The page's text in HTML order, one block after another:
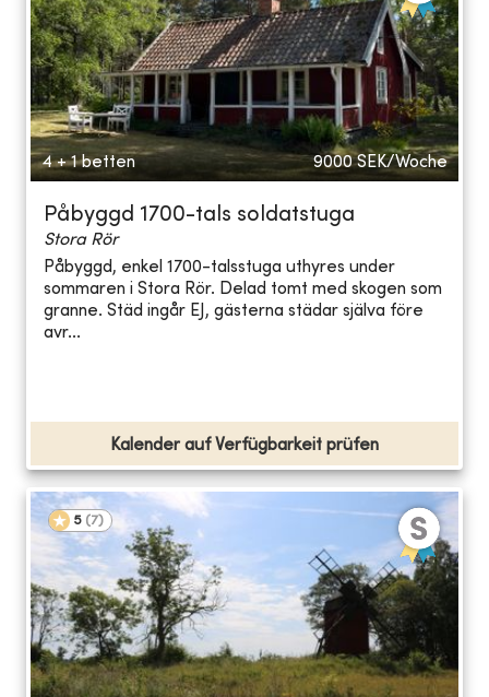
4 + 1 betten 9000 SEK/Woche
Påbyggd 1700-tals soldatstuga
Stora Rör
Påbyggd, enkel 1700-talsstuga uthyres under
sommaren i Stora Rör. Delad tomt med skogen som
granne. Städ ingår EJ, gästerna städar själva före
avr...
Kalender auf Verfügbarkeit prüfen
5 (7)